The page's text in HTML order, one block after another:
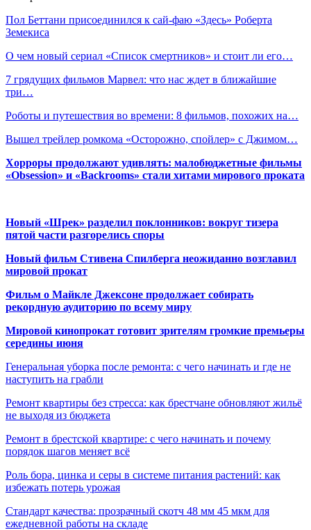
Пол Беттани присоединился к сай-фаю «Здесь» Роберта
Земекиса
О чем новый сериал «Список смертников» и стоит ли его…
7 грядущих фильмов Марвел: что нас ждет в ближайшие
три…
Роботы и путешествия во времени: 8 фильмов, похожих на…
Вышел трейлер ромкома «Осторожно, спойлер» с Джимом…
Хорроры продолжают удивлять: малобюджетные фильмы
«Obsession» и «Backrooms» стали хитами мирового проката
Новый «Шрек» разделил поклонников: вокруг тизера
пятой части разгорелись споры
Новый фильм Стивена Спилберга неожиданно возглавил
мировой прокат
Фильм о Майкле Джексоне продолжает собирать
рекордную аудиторию по всему миру
Мировой кинопрокат готовит зрителям громкие премьеры
середины июня
Генеральная уборка после ремонта: с чего начинать и где не
наступить на грабли
Ремонт квартиры без стресса: как брестчане обновляют жильё
не выходя из бюджета
Ремонт в брестской квартире: с чего начинать и почему
порядок шагов меняет всё
Роль бора, цинка и серы в системе питания растений: как
избежать потерь урожая
Стандарт качества: прозрачный скотч 48 мм 45 мкм для
ежедневной работы на складе